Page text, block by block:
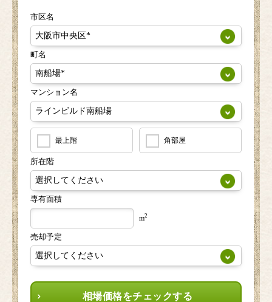
市区名
町名
マンション名
最上階 角部屋
所在階
専有面積
m2
売却予定
相場価格をチェックする